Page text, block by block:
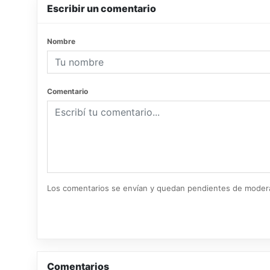
Escribir un comentario
Nombre
Comentario
Los comentarios se envían y quedan pendientes de
Comentarios